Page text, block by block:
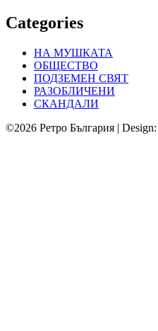
Categories
НА МУШКАТА
ОБЩЕСТВО
ПОДЗЕМЕН СВЯТ
РАЗОБЛИЧЕНИ
СКАНДАЛИ
©2026 Ретро България | Design: